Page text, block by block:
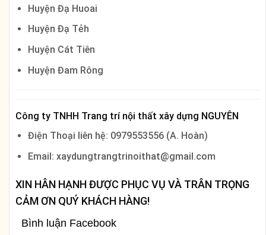
Huyện Đạ Huoai
Huyện Đạ Tẻh
Huyện Cát Tiên
Huyện Đam Rông
Công ty TNHH Trang trí nội thất xây dựng NGUYÊN
Điện Thoại liên hệ: 0979553556 (A. Hoàn)
Email: xaydungtrangtrinoithat@gmail.com
XIN HÂN HẠNH ĐƯỢC PHỤC VỤ VÀ TRÂN TRỌNG
CẢM ƠN QUÝ KHÁCH HÀNG!
Bình luận Facebook